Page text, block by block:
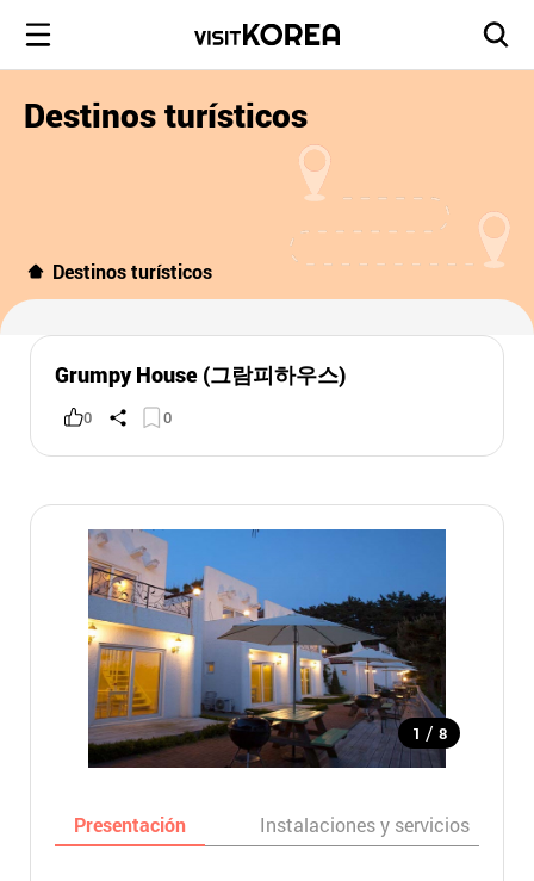
Destinos turísticos
Destinos turísticos
Grumpy House (그람피하우스)
0 0
1 / 8
Presentación Instalaciones y servicios